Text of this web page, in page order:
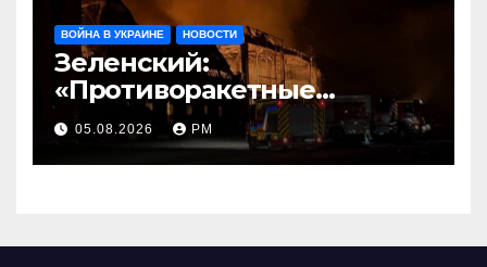
ВОЙНА В УКРАИНЕ НОВОСТИ
Зеленский:
«Противоракетные
средства могли бы спасти
погибших сегодня»
05.08.2026 РМ